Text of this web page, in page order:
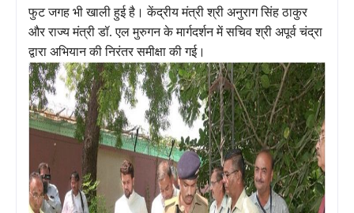
फुट जगह भी खाली हुई है। केंद्रीय मंत्री श्री अनुराग सिंह ठाकुर
और राज्य मंत्री डॉ. एल मुरुगन के मार्गदर्शन में सचिव श्री अपूर्व चंद्रा
द्वारा अभियान की निरंतर समीक्षा की गई।